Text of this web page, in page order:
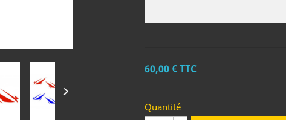

60,00 €TTC
Quantité